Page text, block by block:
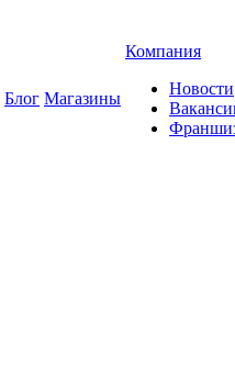
Блог Магазины
Компания
Новости